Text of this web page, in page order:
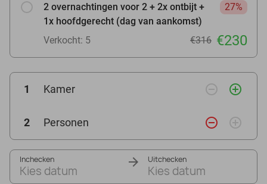
2 overnachtingen voor 2 + 2x ontbijt +
1x hoofdgerecht (dag van aankomst)
27%
Verkocht: 5 €316 €230
1 Kamer remove_circle_outline add_circle_outline
2 Personen remove_circle_outline add_circle_outline
Inchecken
Kies datum
Uitchecken
Kies datum